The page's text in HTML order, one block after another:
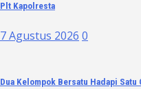
Plt Kapolresta
7 Agustus 2026 0
Dua Kelompok Bersatu Hadapi Satu